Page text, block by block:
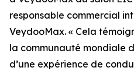
responsable commercial
VeydooMax. « Cela
la communauté mondiale
d’une expérience de